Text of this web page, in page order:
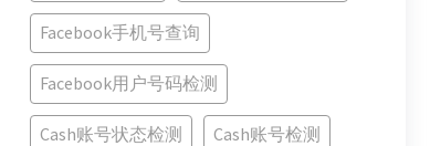
Facebook手机号查询
Facebook用户号码检测
Cash账号状态检测 Cash账号检测